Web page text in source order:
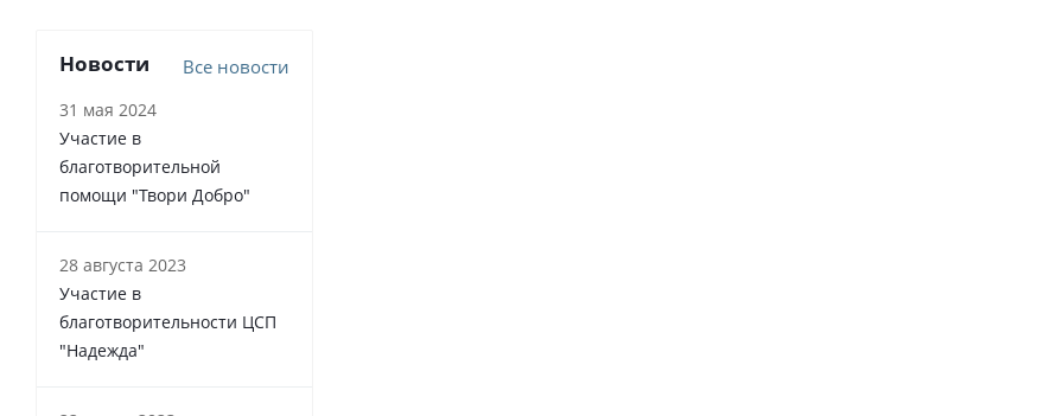
Новости Все новости
31 мая 2024
Участие в
благотворительной
помощи "Твори Добро"
28 августа 2023
Участие в
благотворительности ЦСП
"Надежда"